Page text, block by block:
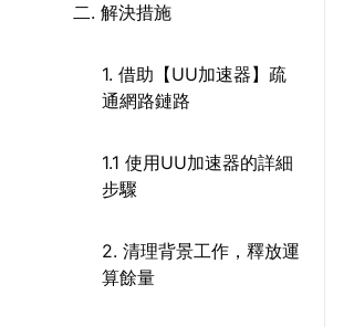
二. 解決措施
1. 借助【UU加速器】疏
通網路鏈路
1.1 使用UU加速器的詳細
步驟
2. 清理背景工作，釋放運
算餘量